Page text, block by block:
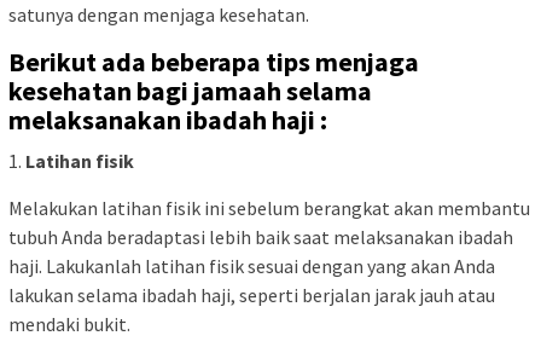
satunya dengan menjaga kesehatan.
Berikut ada beberapa tips menjaga
kesehatan bagi jamaah selama
melaksanakan ibadah haji :
1. Latihan fisik
Melakukan latihan fisik ini sebelum berangkat akan membantu
tubuh Anda beradaptasi lebih baik saat melaksanakan ibadah
haji. Lakukanlah latihan fisik sesuai dengan yang akan Anda
lakukan selama ibadah haji, seperti berjalan jarak jauh atau
mendaki bukit.